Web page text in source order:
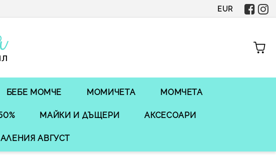
EUR
БЕБЕ МОМЧЕ МОМИЧЕТА МОМЧЕТА
МАЙКИ И ДЪЩЕРИ АКСЕСОАРИ
АВГУСТ